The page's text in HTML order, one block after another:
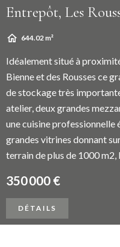
Entrepôt, Les
644.02 m²
Idéalement situé à
Bienne et des Rousses ce
de stockage très
atelier, deux grandes
une cuisine professionnelle
grandes vitrines donnant
terrain de plus de 1000 m2,
350 000 €
DÉTAILS